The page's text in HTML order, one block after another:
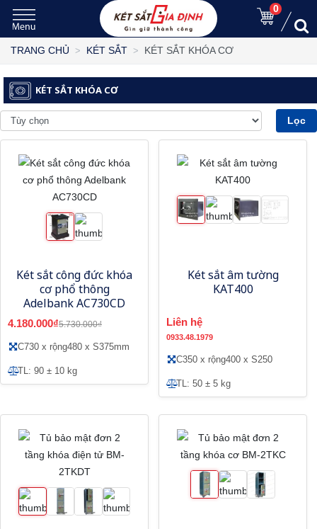
0
TRANG CHỦ KÉT SẮT KÉT SẮT KHÓA CƠ
KÉT SẮT KHÓA CƠ
Lọc
Két sắt công đức khóa
cơ phổ thông
Adelbank AC730CD
4.180.000₫5.730.000₫
C730 x rộng480 x S375mm
TL: 90 ± 10 kg
Két sắt âm tường
KAT400
Liên hệ
0933.48.1979
C350 x rộng400 x S250
TL: 50 ± 5 kg